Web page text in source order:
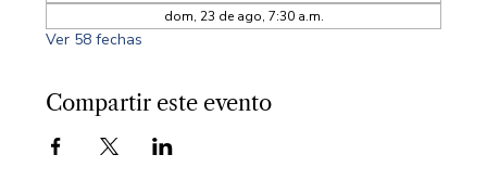
dom, 23 de ago, 7:30 a.m.
Ver 58 fechas
Compartir este evento